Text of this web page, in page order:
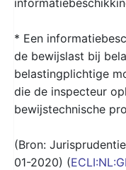
* Een
de bewijslast bij
belastingplichtige
die de inspecteur
bewijstechnische
(Bron:
01-2020) (